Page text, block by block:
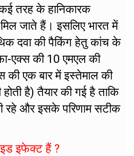
तरह के हानिकारक
जाते हैं। इसलिए भारत में
दवा की पैकिंग हेतु कांच के
एक्स की 10 एमएल की
की एक बार में इस्तेमाल की
है) तैयार की गई है ताकि
रहे और इसके परिणाम सटीक
इफेक्ट हैं ?